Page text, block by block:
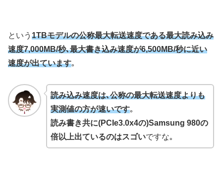
という 1TBモデルの公称最大転送速度である最大読み込み
速度7,000MB/秒､最大書き込み速度が6,500MB/秒に近い
速度が出ています｡
読み込み速度は､公称の最大転送速度よりも
実測値の方が速いです｡
読み書き共に(PCIe3.0x4の)Samsung 980の
倍以上出ているのはスゴいですな｡